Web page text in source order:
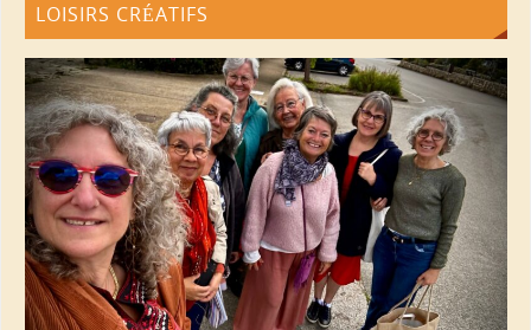
LOISIRS CRÉATIFS